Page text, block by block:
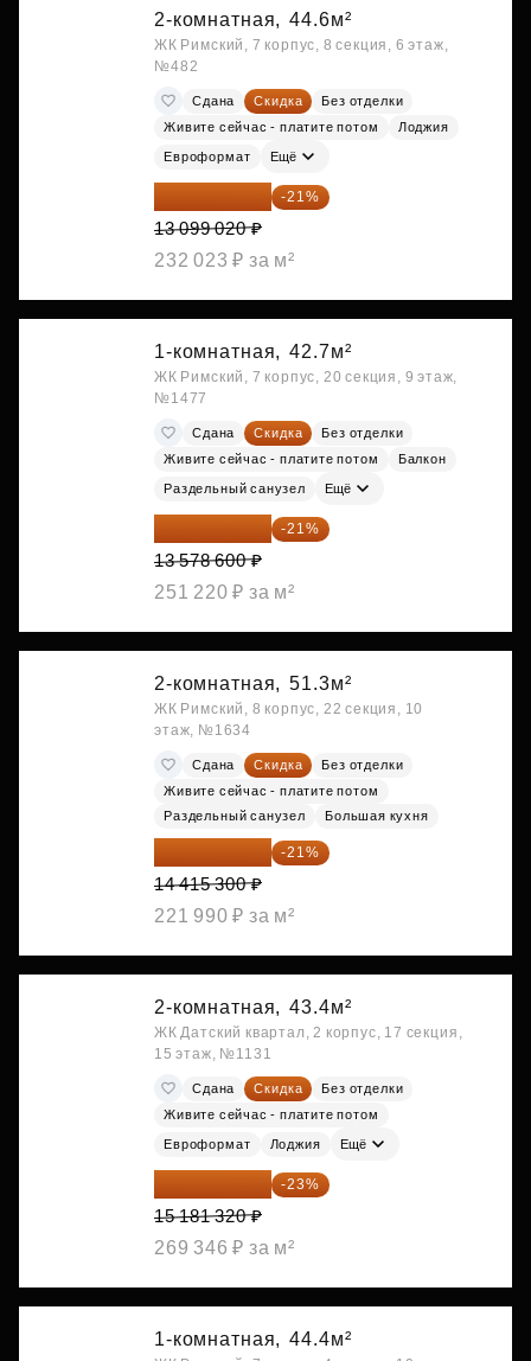
2-комнатная, 44.6м²
ЖК Римский, 7 корпус, 8 секция, 6 этаж,
№482
Сдана Скидка
Без отделки
Живите сейчас - платите потом
Лоджия
Евроформат Ещё
10 348 226 ₽ -21%
13 099 020 ₽
232 023 ₽ за м²
1-комнатная, 42.7м²
ЖК Римский, 7 корпус, 20 секция, 9 этаж,
№1477
Сдана Скидка
Без отделки
Живите сейчас - платите потом
Балкон
Раздельный санузел Ещё
10 727 094 ₽ -21%
13 578 600 ₽
251 220 ₽ за м²
2-комнатная, 51.3м²
ЖК Римский, 8 корпус, 22 секция, 10
этаж, №1634
Сдана Скидка
Без отделки
Живите сейчас - платите потом
Раздельный санузел
Большая кухня
11 388 087 ₽ -21%
14 415 300 ₽
221 990 ₽ за м²
2-комнатная, 43.4м²
ЖК Датский квартал, 2 корпус, 17 секция,
15 этаж, №1131
Сдана Скидка
Без отделки
Живите сейчас - платите потом
Евроформат Лоджия Ещё
11 689 616 ₽ -23%
15 181 320 ₽
269 346 ₽ за м²
1-комнатная, 44.4м²